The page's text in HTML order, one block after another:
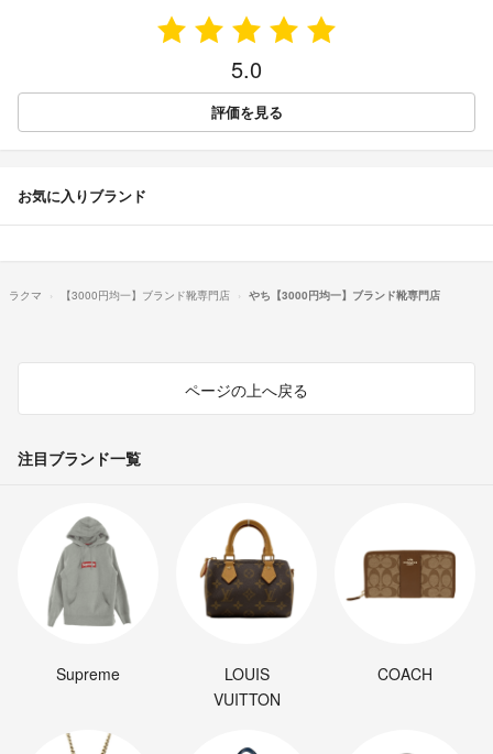
5.0
評価を見る
お気に入りブランド
ラクマ 【3000円均一】ブランド靴専門店 やち【3000円均一】ブランド靴専門店
ページの上へ戻る
注目ブランド一覧
Supreme
LOUIS
VUITTON
COACH